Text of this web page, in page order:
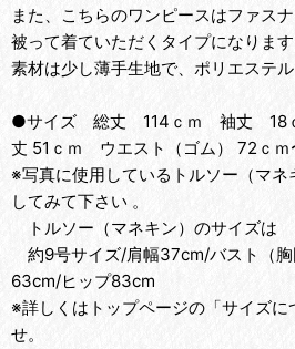
また、こちらのワンピースはファスナ
被って着ていただくタイプになります
素材は少し薄手生地で、ポリエステル
●サイズ 総丈 114ｃｍ 袖丈
丈 51ｃｍ ウエスト（ゴム） 72ｃｍ
※写真に使用しているトルソー（マネ
してみて下さい 。
トルソー（マネキン）のサイズは
約9号サイズ/肩幅37cm/バスト（
63cm/ヒップ83cm
※詳しくはトップページの「サイズに
せ。